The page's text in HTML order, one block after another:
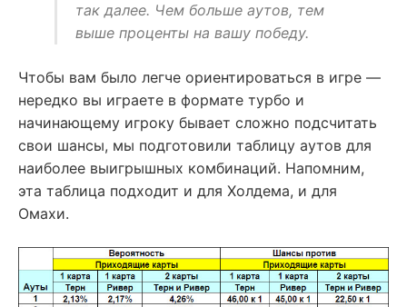
так далее. Чем больше аутов, тем
выше проценты на вашу победу.
Чтобы вам было легче ориентироваться в игре —
нередко вы играете в формате турбо и
начинающему игроку бывает сложно подсчитать
свои шансы, мы подготовили таблицу аутов для
наиболее выигрышных комбинаций. Напомним,
эта таблица подходит и для Холдема, и для
Омахи.